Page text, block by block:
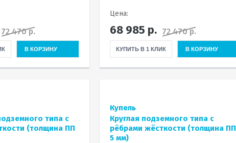
72 470 р.
В КОРЗИНУ
Цена:
68 985 р. 72 470 р.
КУПИТЬ В 1 КЛИК В КОРЗИНУ
типа с
(толщина ПП
Купель
Круглая подземного типа с
рёбрами жёсткости (толщина ПП
5 мм)